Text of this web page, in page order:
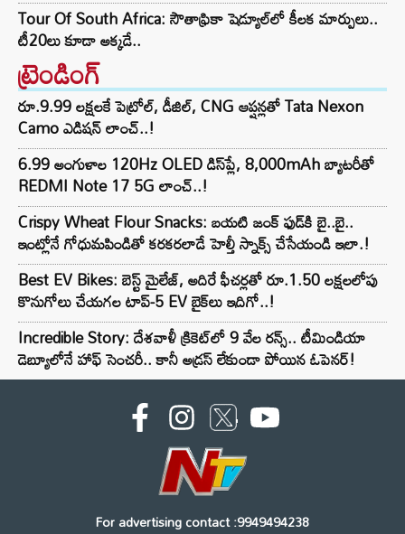
Tour Of South Africa: సౌతాఫ్రికా షెడ్యూల్‌లో కీలక మార్పులు..
టీ20లు కూడా అక్కడే..
ట్రెండింగ్‌
రూ.9.99 లక్షలకే పెట్రోల్, డీజిల్, CNG ఆప్షన్లతో Tata Nexon
Camo ఎడిషన్ లాంచ్..!
6.99 అంగుళాల 120Hz OLED డిస్‌ప్లే, 8,000mAh బ్యాటరీతో
REDMI Note 17 5G లాంచ్..!
Crispy Wheat Flour Snacks: బయటి జంక్ ఫుడ్‌కి బై..బై..
ఇంట్లోనే గోధుమపిండితో కరకరలాడే హెల్తీ స్నాక్స్ చేసేయండి ఇలా.!
Best EV Bikes: బెస్ట్ మైలేజ్, అదిరే ఫీచర్లతో రూ.1.50 లక్షలలోపు
కొనుగోలు చేయగల టాప్-5 EV బైక్‌లు ఇదిగో..!
Incredible Story: దేశవాళీ క్రికెట్‌లో 9 వేల రన్స్.. టీమిండియా
డెబ్యూలోనే హాఫ్ సెంచరీ.. కానీ అడ్రస్ లేకుండా పోయిన ఓపెనర్!
For advertising contact :9949494238